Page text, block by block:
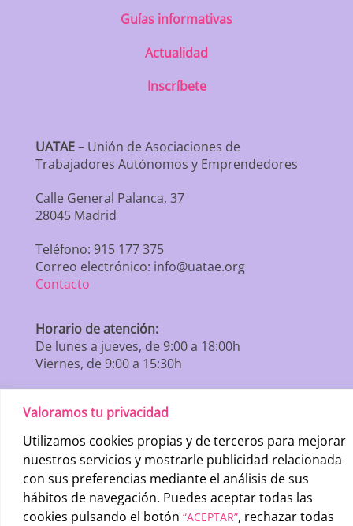
Valoramos tu privacidad
Utilizamos cookies propias y de terceros para mejorar
nuestros servicios y mostrarle publicidad relacionada
con sus preferencias mediante el análisis de sus
hábitos de navegación. Puedes aceptar todas las
cookies pulsando el botón “ACEPTAR”, rechazar todas
Guías informativas
Actualidad
Inscríbete
UATAE– Unión de Asociaciones de
Trabajadores Autónomos y Emprendedores
Calle General Palanca, 37
28045 Madrid
Teléfono: 915 177 375
Correo electrónico: info@uatae.org
Contacto
Horario de atención:
De lunes a jueves, de 9:00 a 18:00h
Viernes, de 9:00 a 15:30h